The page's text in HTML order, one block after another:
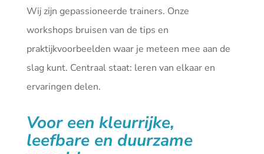
Wij zijn gepassioneerde trainers. Onze
workshops bruisen van de tips en
praktijkvoorbeelden waar je meteen mee aan de
slag kunt. Centraal staat: leren van elkaar en
ervaringen delen.
Voor een kleurrijke,
leefbare en duurzame